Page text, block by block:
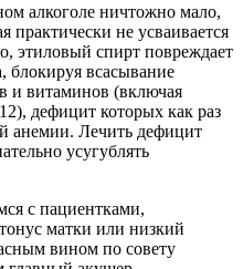
алкоголе ничтожно мало,
практически не усваивается
этиловый спирт повреждает
блокируя всасывание
и витаминов (включая
дефицит которых как раз
анемии. Лечить дефицит
усугублять
с пациентками,
матки или низкий
вином по совету